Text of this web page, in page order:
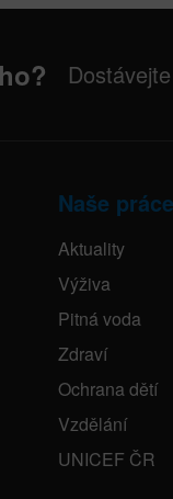
Naše práce
Aktuality
Výživa
Pitná voda
Zdraví
Ochrana dětí
Vzdělání
UNICEF ČR